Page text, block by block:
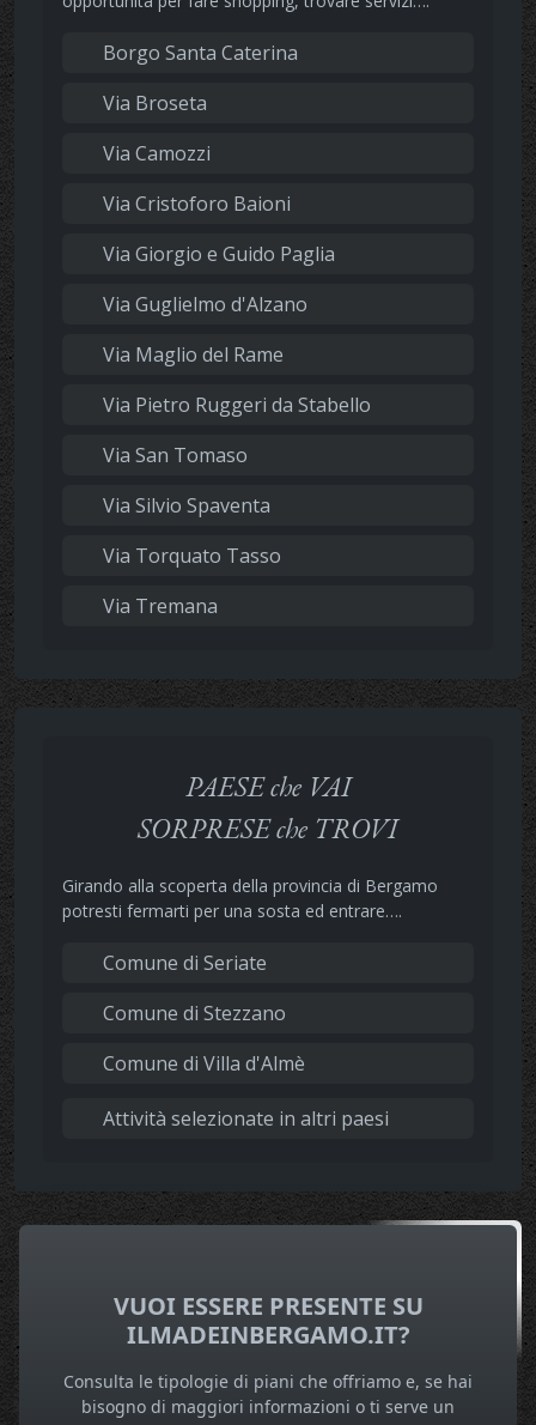
Borgo Santa Caterina
Via Broseta
Via Camozzi
Via Cristoforo Baioni
Via Giorgio e Guido Paglia
Via Guglielmo d'Alzano
Via Maglio del Rame
Via Pietro Ruggeri da Stabello
Via San Tomaso
Via Silvio Spaventa
Via Torquato Tasso
Via Tremana
PAESE che VAI
SORPRESE che TROVI
Girando alla scoperta della provincia di Bergamo
potresti fermarti per una sosta ed entrare….
Comune di Seriate
Comune di Stezzano
Comune di Villa d'Almè
Attività selezionate in altri paesi
VUOI ESSERE PRESENTE SU
ILMADEINBERGAMO.IT?
Consulta le tipologie di piani che offriamo e, se hai
bisogno di maggiori informazioni o ti serve un